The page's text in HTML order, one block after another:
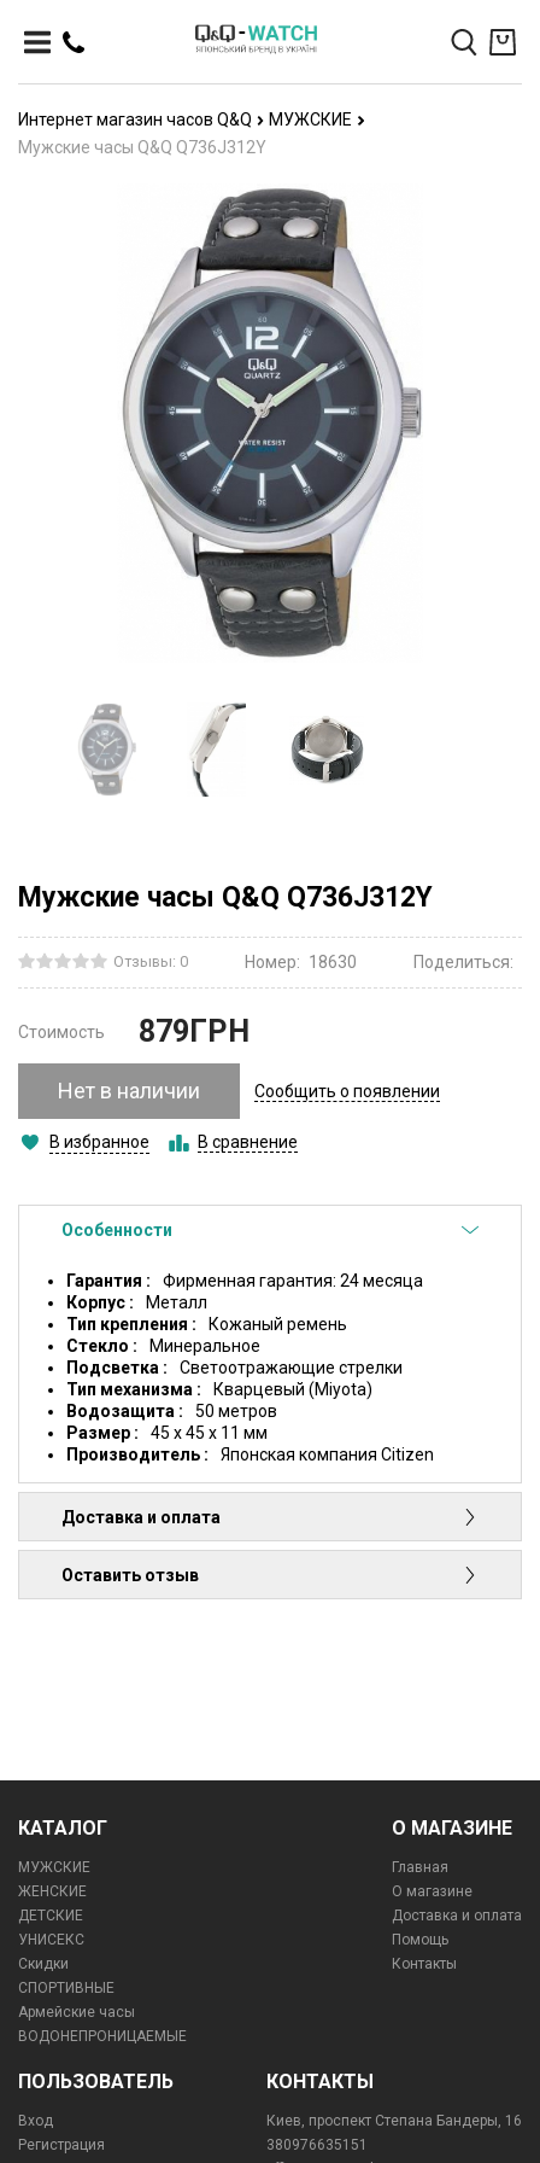
Интернет магазин часов Q&Q
МУЖСКИЕ
Мужские часы Q&Q Q736J312Y
Мужские часы Q&Q Q736J312Y
Отзывы: 0 Номер: 18630 Поделиться:
Стоимость 879 ГРН
Нет в наличии Сообщить о появлении
В избранное В сравнение
Особенности
Гарантия
Фирменная гарантия: 24 месяца
Корпус
Металл
Тип крепления
Кожаный ремень
Стекло
Минеральное
Подсветка
Светоотражающие стрелки
Тип механизма
Кварцевый (Miyota)
Водозащита
50 метров
Размер
45 x 45 x 11 мм
Производитель
Японская компания Citizen
Доставка и оплата
Оставить отзыв
КАТАЛОГ
МУЖСКИЕ
ЖЕНСКИЕ
ДЕТСКИЕ
УНИСЕКС
Скидки
СПОРТИВНЫЕ
Армейские часы
ВОДОНЕПРОНИЦАЕМЫЕ
О МАГАЗИНЕ
Главная
О магазине
Доставка и оплата
Помощь
Контакты
ПОЛЬЗОВАТЕЛЬ
Вход
Регистрация
КОНТАКТЫ
Киев, проспект Степана Бандеры, 16
380976635151